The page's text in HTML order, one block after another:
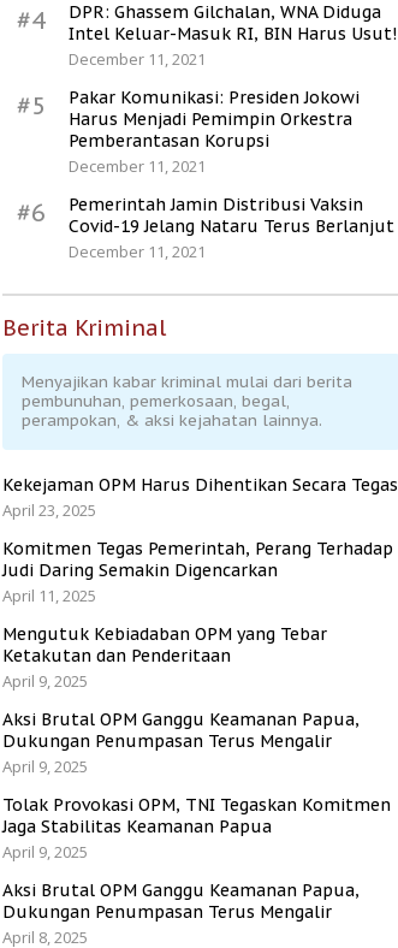
#4
DPR: Ghassem Gilchalan, WNA Diduga
Intel Keluar-Masuk RI, BIN Harus Usut!
December 11, 2021
#5
Pakar Komunikasi: Presiden Jokowi
Harus Menjadi Pemimpin Orkestra
Pemberantasan Korupsi
December 11, 2021
#6
Pemerintah Jamin Distribusi Vaksin
Covid-19 Jelang Nataru Terus Berlanjut
December 11, 2021
Berita Kriminal
Menyajikan kabar kriminal mulai dari berita
pembunuhan, pemerkosaan, begal,
perampokan, & aksi kejahatan lainnya.
Kekejaman OPM Harus Dihentikan Secara Tegas
April 23, 2025
Komitmen Tegas Pemerintah, Perang Terhadap
Judi Daring Semakin Digencarkan
April 11, 2025
Mengutuk Kebiadaban OPM yang Tebar
Ketakutan dan Penderitaan
April 9, 2025
Aksi Brutal OPM Ganggu Keamanan Papua,
Dukungan Penumpasan Terus Mengalir
April 9, 2025
Tolak Provokasi OPM, TNI Tegaskan Komitmen
Jaga Stabilitas Keamanan Papua
April 9, 2025
Aksi Brutal OPM Ganggu Keamanan Papua,
Dukungan Penumpasan Terus Mengalir
April 8, 2025